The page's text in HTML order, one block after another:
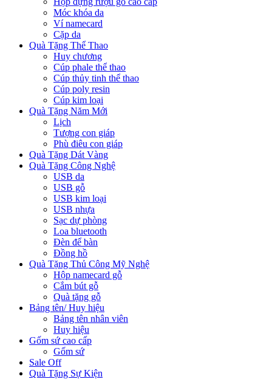
Móc khóa da
Ví namecard
Cặp da
Quà Tặng Thể Thao
Huy chương
Cúp phale thể thao
Cúp thủy tinh thể thao
Cúp poly resin
Cúp kim loại
Quà Tặng Năm Mới
Lịch
Tượng con giáp
Phù điêu con giáp
Quà Tặng Dát Vàng
Quà Tặng Công Nghệ
USB da
USB gỗ
USB kim loại
USB nhựa
Sạc dự phòng
Loa bluetooth
Đèn để bàn
Đồng hồ
Quà Tặng Thủ Công Mỹ Nghệ
Hộp namecard gỗ
Cắm bút gỗ
Quà tặng gỗ
Bảng tên/ Huy hiệu
Bảng tên nhân viên
Huy hiệu
Gốm sứ cao cấp
Gốm sứ
Sale Off
Quà Tặng Sự Kiện